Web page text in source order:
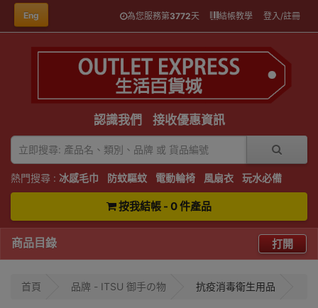
Eng 為您服務第3772天 結帳教學 登入/註冊
認識我們 接收優惠資訊
熱門搜尋 : 冰感毛巾 防蚊驅蚊 電動輪椅 風扇衣 玩水必備
按我結帳 - 0 件產品
商品目錄 打開
首頁 品牌 - ITSU 御手の物 抗疫消毒衛生用品